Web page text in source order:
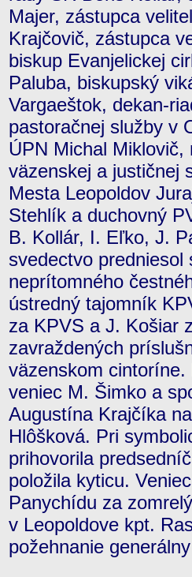
Majer, zástupca
Krajčovič, zástupca
biskup Evanjelickej
Paluba, biskupský
Vargaeštok, dekan-
pastoračnej služby v
ÚPN Michal
väzenskej a justičnej
Mesta Leopoldov
Stehlík a duchovný
B. Kollár, I. Eľko, J.
svedectvo
neprítomného
ústredný tajomník
za KPVS a J. Košiar
zavraždených
väzenskom
veniec M. Šimko a
Augustína Krajčíka
Hlôšková. Pri
prihovorila
položila kyticu.
Panychídu za
v Leopoldove kpt.
požehnanie